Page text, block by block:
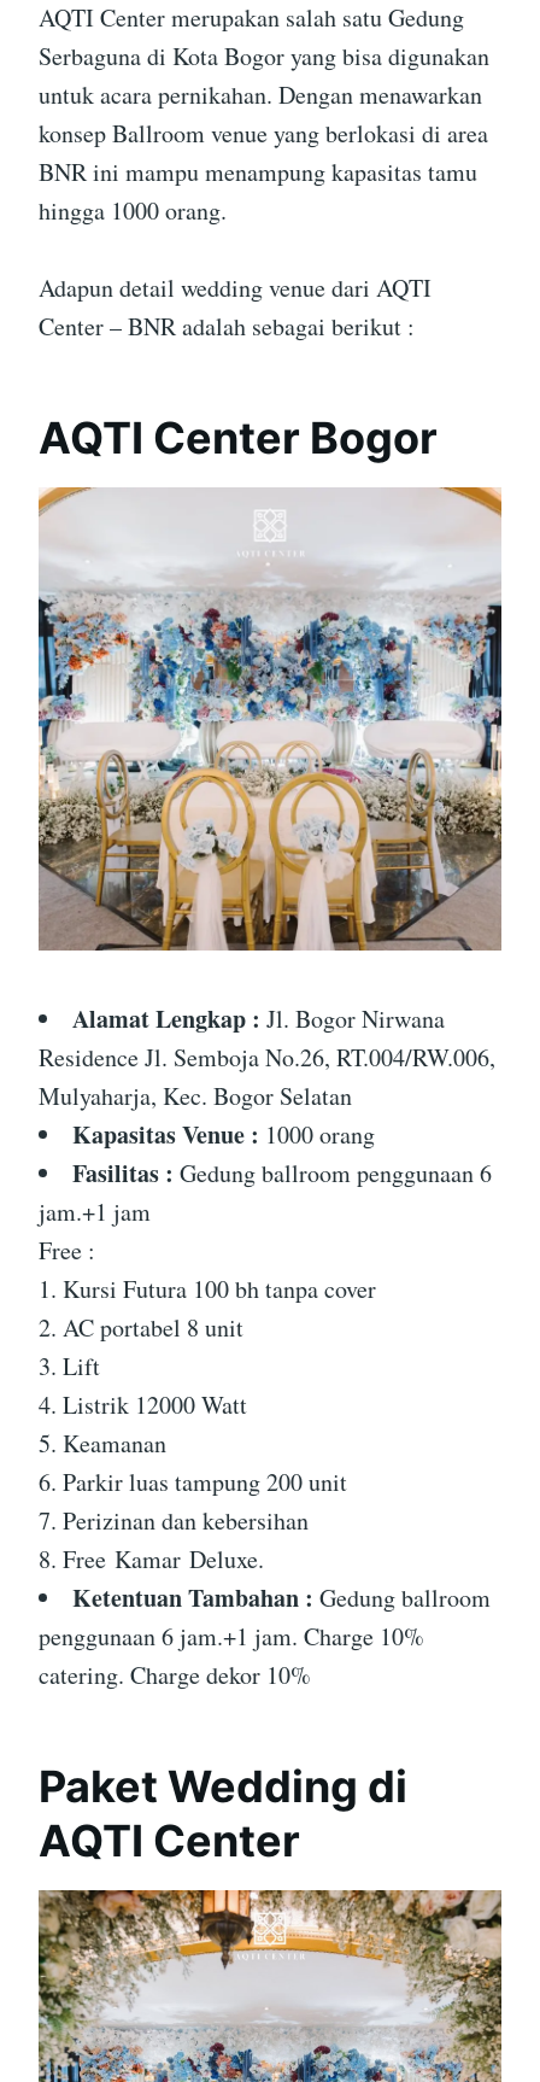
AQTI Center merupakan salah satu Gedung
Serbaguna di Kota Bogor yang bisa digunakan
untuk acara pernikahan. Dengan menawarkan
konsep Ballroom venue yang berlokasi di area
BNR ini mampu menampung kapasitas tamu
hingga 1000 orang.
Adapun detail wedding venue dari AQTI
Center – BNR adalah sebagai berikut :
AQTI Center Bogor
Alamat Lengkap : Jl. Bogor Nirwana
Residence Jl. Semboja No.26, RT.004/RW.006,
Mulyaharja, Kec. Bogor Selatan
Kapasitas Venue : 1000 orang
Fasilitas : Gedung ballroom penggunaan 6
jam.+1 jam
Free :
1. Kursi Futura 100 bh tanpa cover
2. AC portabel 8 unit
3. Lift
4. Listrik 12000 Watt
5. Keamanan
6. Parkir luas tampung 200 unit
7. Perizinan dan kebersihan
8. Free Kamar Deluxe.
Ketentuan Tambahan : Gedung ballroom
penggunaan 6 jam.+1 jam. Charge 10%
catering. Charge dekor 10%
Paket Wedding di
AQTI Center